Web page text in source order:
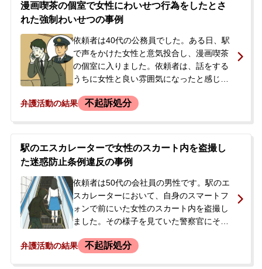
刑事事件 でお困りの方
刑事事件の無料相談
接見・面会を弁護士に依頼
アトムについて知りたい方
弁護士紹介
弁護士費用
アクセス
漫画喫茶の個室で女性にわいせつ行為をしたとさ
れた強制わいせつの事例
依頼者は40代の公務員でした。ある日、駅
で声をかけた女性と意気投合し、漫画喫茶
の個室に入りました。依頼者は、話をする
うちに女性と良い雰囲気になったと感じ、
元で囁いた際に突然拒絶されました。依頼
謝罪し、その場で別れました。後日、警察
から「話が聞きたい」と電話があり、出頭
を求められました。依頼者は漫画喫茶の登
録情報から身元が特定され、逮捕されて職
を失うことを強く恐れ、当事務所に相談さ
れました。
弁護活動の結果 不起訴処分
駅のエスカレーターで女性のスカート内を盗撮し
た迷惑防止条例違反の事例
依頼者は50代の会社員の男性です。駅のエ
スカレーターにおいて、自身のスマートフ
ォンで前にいた女性のスカート内を盗撮し
ました。その様子を見ていた警察官にその
受けました。スマートフォンは押収され、
弁護活動の結果 不起訴処分